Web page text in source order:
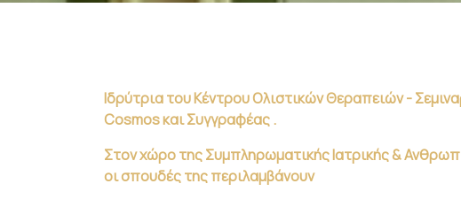
Ιδρύτρια του Κέντρου Ολιστικών Θεραπειών -
Cosmos και Συγγραφέας .
Στον χώρο της Συμπληρωματικής Ιατρικής &
οι σπουδές της περιλαμβάνουν